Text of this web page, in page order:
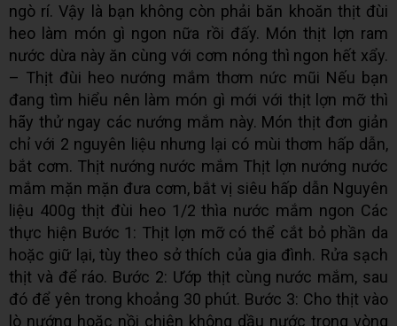
ngò rí. Vậy là bạn không còn phải băn khoăn thịt đùi
heo làm món gì ngon nữa rồi đấy. Món thịt lợn ram
nước dừa này ăn cùng với cơm nóng thì ngon hết xẩy.
– Thịt đùi heo nướng mắm thơm nức mũi Nếu bạn
đang tìm hiểu nên làm món gì mới với thịt lợn mỡ thì
hãy thử ngay các nướng mắm này. Món thịt đơn giản
chỉ với 2 nguyên liệu nhưng lại có mùi thơm hấp dẫn,
bắt cơm. Thịt nướng nước mắm Thịt lợn nướng nước
mắm mặn mặn đưa cơm, bắt vị siêu hấp dẫn Nguyên
liệu 400g thịt đùi heo 1/2 thìa nước mắm ngon Các
thực hiện Bước 1: Thịt lợn mỡ có thể cắt bỏ phần da
hoặc giữ lại, tùy theo sở thích của gia đình. Rửa sạch
thịt và để ráo. Bước 2: Ướp thịt cùng nước mắm, sau
đó để yên trong khoảng 30 phút. Bước 3: Cho thịt vào
lò nướng hoặc nồi chiên không dầu nước trong vòng